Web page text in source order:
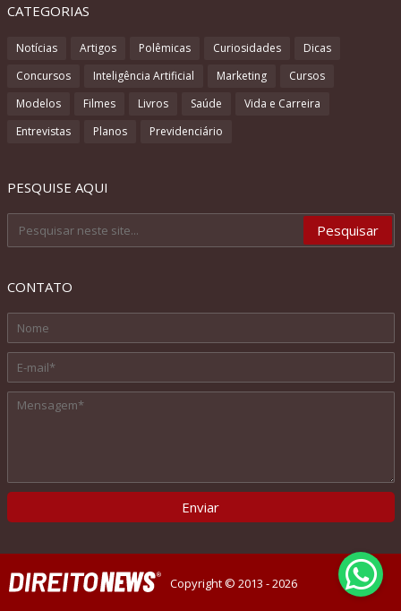
CATEGORIAS
Notícias Artigos Polêmicas Curiosidades
Dicas
Concursos
Inteligência Artificial Marketing
Cursos
Modelos
Filmes Livros Saúde
Vida e Carreira
Entrevistas
Planos Previdenciário
PESQUISE AQUI
CONTATO
Copyright © 2013 - 2026